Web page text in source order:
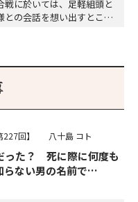
戦に於いては、足軽組頭と
との会話を想い出すとこん
りません。…
227回】 八十島 コト
った？ 死に際に何度も
らない男の名前で…